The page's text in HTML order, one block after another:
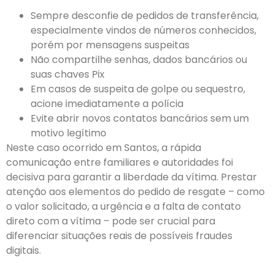
Sempre desconfie de pedidos de transferência,
especialmente vindos de números conhecidos,
porém por mensagens suspeitas
Não compartilhe senhas, dados bancários ou
suas chaves Pix
Em casos de suspeita de golpe ou sequestro,
acione imediatamente a polícia
Evite abrir novos contatos bancários sem um
motivo legítimo
Neste caso ocorrido em Santos, a rápida
comunicação entre familiares e autoridades foi
decisiva para garantir a liberdade da vítima. Prestar
atenção aos elementos do pedido de resgate – como
o valor solicitado, a urgência e a falta de contato
direto com a vítima – pode ser crucial para
diferenciar situações reais de possíveis fraudes
digitais.